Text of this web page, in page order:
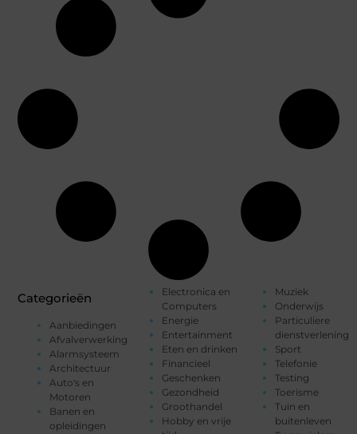
Categorieën
Aanbiedingen
Afvalverwerking
Alarmsysteem
Architectuur
Auto's en
Motoren
Banen en
opleidingen
Electronica en
Computers
Energie
Entertainment
Eten en drinken
Financieel
Geschenken
Gezondheid
Groothandel
Hobby en vrije
Muziek
Onderwijs
Particuliere
dienstverlening
Sport
Telefonie
Testing
Toerisme
Tuin en
buitenleven